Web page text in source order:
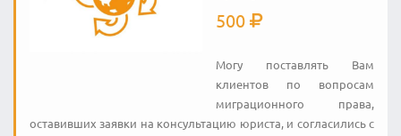
500
Могу поставлять Вaм
клиентов по вопросам
миграционного права,
оставивших заявки на консультацию юриста, и согласились с